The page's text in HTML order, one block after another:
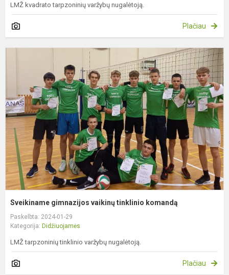
LMŽ kvadrato tarpzoninių varžybų nugalėtoją.
Plačiau
Sveikiname gimnazijos vaikinų tinklinio komandą
Paskelbta: 2024-01-29
Kategorija: Didžiuojamės
LMŽ tarpzoninių tinklinio varžybų nugalėtoją.
Plačiau